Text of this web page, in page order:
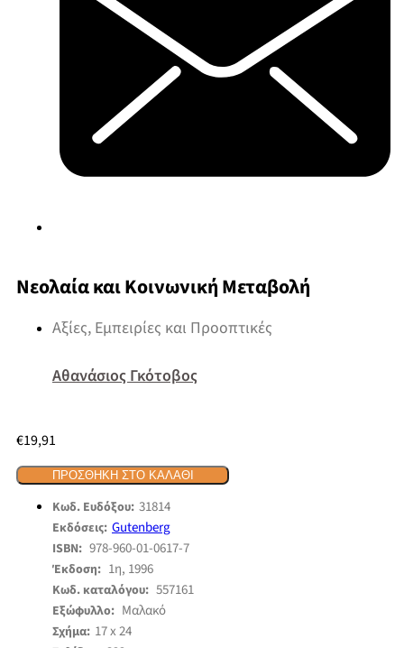
Νεολαία και Κοινωνική Μεταβολή
Αξίες, Εμπειρίες και Προοπτικές
Αθανάσιος Γκότοβος
€19,91
ΠΡΟΣΘΉΚΗ ΣΤΟ ΚΑΛΆΘΙ
Κωδ. Ευδόξου: 31814
Εκδόσεις: Gutenberg
ISBN: 978-960-01-0617-7
Έκδοση: 1η, 1996
Κωδ. καταλόγου: 557161
Εξώφυλλο: Μαλακό
Σχήμα: 17 x 24